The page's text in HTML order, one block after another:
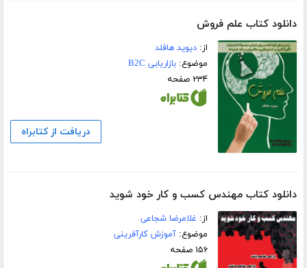
دانلود کتاب علم فروش
از:دیوید هافلد
موضوع:بازاریابی B2C
۲۳۴ صفحه
دریافت از کتابراه
دانلود کتاب مهندس کسب و کار خود شوید
از: غلامرضا شجاعی
موضوع:آموزش کارآفرینی
۱۵۶ صفحه